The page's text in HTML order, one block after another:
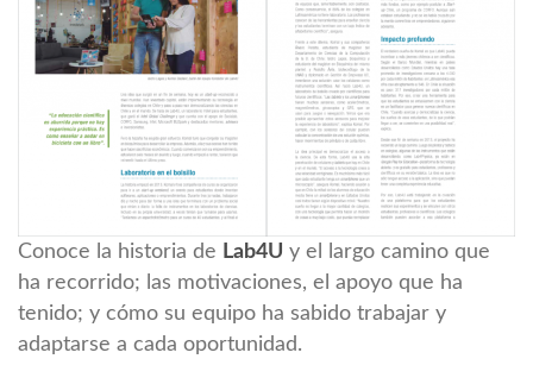
Conoce la historia de Lab4U y el largo camino que
ha recorrido; las motivaciones, el apoyo que ha
tenido; y cómo su equipo ha sabido trabajar y
adaptarse a cada oportunidad.